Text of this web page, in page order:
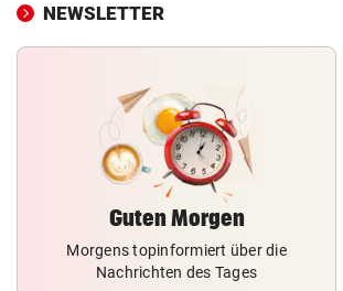
NEWSLETTER
Guten Morgen
Morgens topinformiert über die
Nachrichten des Tages